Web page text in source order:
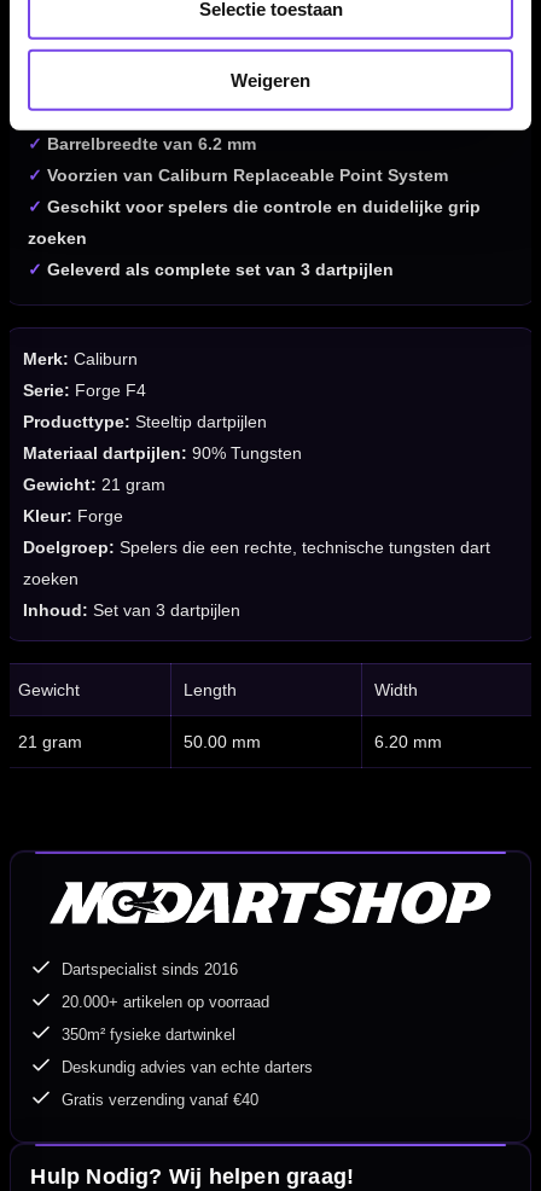
Selectie toestaan
Weigeren
Gemaakt van 90% tungsten
✓ Straight barrel met ringed grip
✓ Barrellengte van 50 mm
✓ Barrelbreedte van 6.2 mm
✓ Voorzien van Caliburn Replaceable Point System
✓ Geschikt voor spelers die controle en duidelijke grip
zoeken
✓ Geleverd als complete set van 3 dartpijlen
Merk: Caliburn
Serie: Forge F4
Producttype: Steeltip dartpijlen
Materiaal dartpijlen: 90% Tungsten
Gewicht: 21 gram
Kleur: Forge
Doelgroep: Spelers die een rechte, technische tungsten dart
zoeken
Inhoud: Set van 3 dartpijlen
Gewicht Length Width
21 gram 50.00 mm 6.20 mm
Dartspecialist sinds 2016
20.000+ artikelen op voorraad
350m² fysieke dartwinkel
Deskundig advies van echte darters
Gratis verzending vanaf €40
Hulp Nodig? Wij helpen graag!